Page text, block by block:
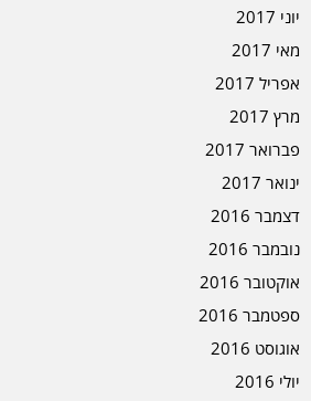
יוני 2017
מאי 2017
אפריל 2017
מרץ 2017
פברואר 2017
ינואר 2017
דצמבר 2016
נובמבר 2016
אוקטובר 2016
ספטמבר 2016
אוגוסט 2016
יולי 2016